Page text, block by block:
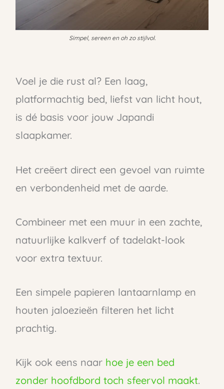
Simpel, sereen en oh zo stijlvol.
Voel je die rust al? Een laag,
platformachtig bed, liefst van licht hout,
is dé basis voor jouw Japandi
slaapkamer.
Het creëert direct een gevoel van ruimte
en verbondenheid met de aarde.
Combineer met een muur in een zachte,
natuurlijke kalkverf of tadelakt-look
voor extra textuur.
Een simpele papieren lantaarnlamp en
houten jaloezieën filteren het licht
prachtig.
Kijk ook eens naar hoe je een bed
zonder hoofdbord toch sfeervol maakt.